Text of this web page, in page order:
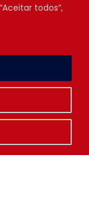
todos”,